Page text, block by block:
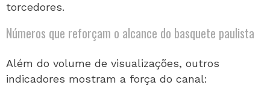
torcedores.
Números que reforçam o alcance do basquete paulista
Além do volume de visualizações, outros
indicadores mostram a força do canal: